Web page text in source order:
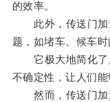
的效率。
此外，传送门加
题，如堵车、候车
它极大地简化了
不确定性，让人们能
然而，传送门加